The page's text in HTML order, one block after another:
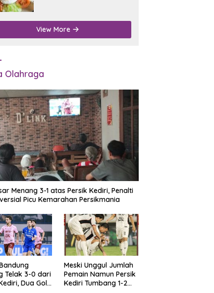
Nganjuk
View More
Olahraga
Menang 3-1 atas Persik Kediri, Penalti
Picu Kemarahan Persikmania
Telak 3-0 dari
Dua Gol
Meski Unggul Jumlah
Pemain Namun Persik
Kediri Tumbang 1-2